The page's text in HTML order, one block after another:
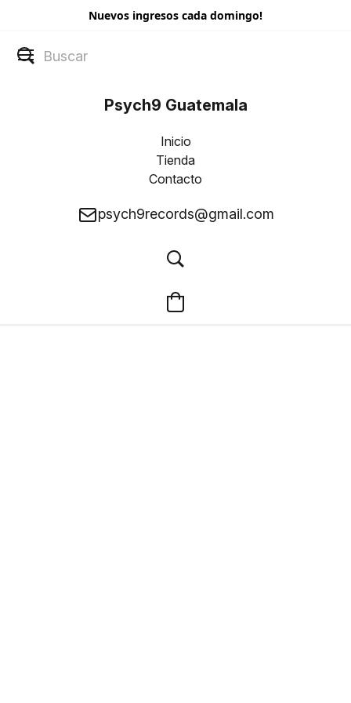
Nuevos ingresos cada domingo!
Psych9 Guatemala
Inicio
Tienda
Contacto
psych9records@gmail.com